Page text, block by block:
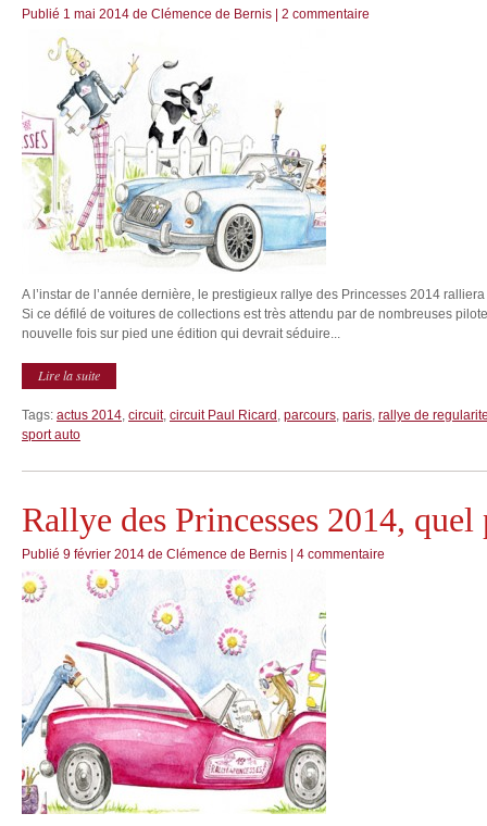
Publié 1 mai 2014 de Clémence de Bernis 2 commentaire
A l’instar de l’année dernière, le prestigieux rallye des Princesses 2014
Si ce défilé de voitures de collections est très attendu par de nombreuses
nouvelle fois sur pied une édition qui devrait séduire...
Lire la suite
Tags: actus 2014, circuit, circuit Paul Ricard , parcours, paris, rallye de
sport auto
Rallye des Princesses 2014,
Publié 9 février 2014 de Clémence de Bernis 4 commentaire